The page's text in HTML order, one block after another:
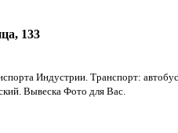
133
Индустрии. Транспорт:
Вывеска Фото для Вас.